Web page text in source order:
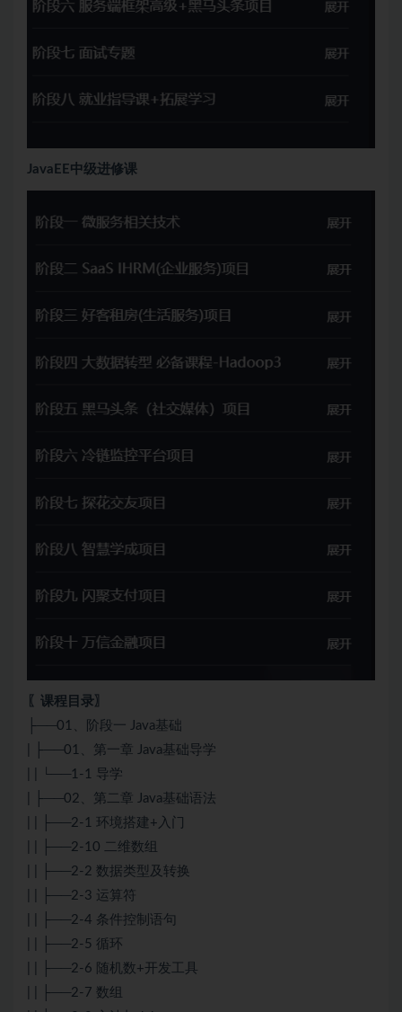
JavaEE中级进修课
〖课程目录〗
├──01、阶段一 Java基础
| ├──01、第一章 Java基础导学
| | └──1-1 导学
| ├──02、第二章 Java基础语法
| | ├──2-1 环境搭建+入门
| | ├──2-10 二维数组
| | ├──2-2 数据类型及转换
| | ├──2-3 运算符
| | ├──2-4 条件控制语句
| | ├──2-5 循环
| | ├──2-6 随机数+开发工具
| | ├──2-7 数组